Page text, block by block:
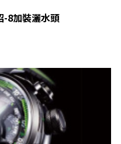
-8加裝灑水頭